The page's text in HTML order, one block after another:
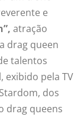
e
atração
drag queen
talentos
exibido pela TV
dos
drag queens